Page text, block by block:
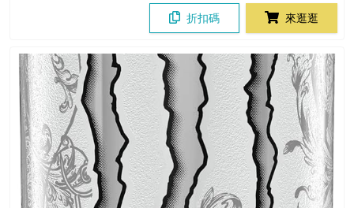
折扣碼 來逛逛